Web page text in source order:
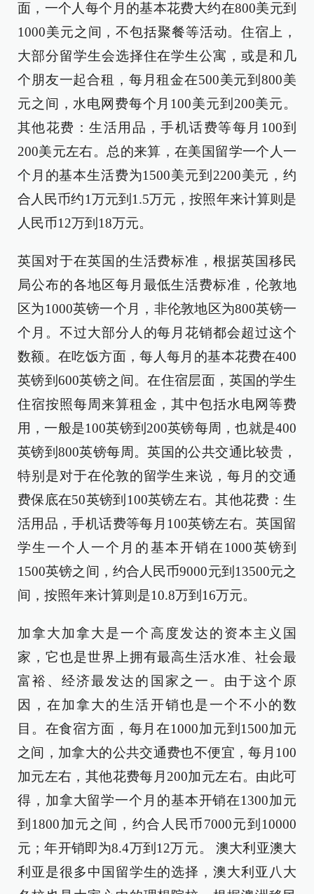
面，一个人每个月的基本花费大约在800美元到
1000美元之间，不包括聚餐等活动。住宿上，
大部分留学生会选择住在学生公寓，或是和几
个朋友一起合租，每月租金在500美元到800美
元之间，水电网费每个月100美元到200美元。
其他花费：生活用品，手机话费等每月100到
200美元左右。总的来算，在美国留学一个人一
个月的基本生活费为1500美元到2200美元，约
合人民币约1万元到1.5万元，按照年来计算则是
人民币12万到18万元。
英国对于在英国的生活费标准，根据英国移民
局公布的各地区每月最低生活费标准，伦敦地
区为1000英镑一个月，非伦敦地区为800英镑一
个月。不过大部分人的每月花销都会超过这个
数额。在吃饭方面，每人每月的基本花费在400
英镑到600英镑之间。在住宿层面，英国的学生
住宿按照每周来算租金，其中包括水电网等费
用，一般是100英镑到200英镑每周，也就是400
英镑到800英镑每周。英国的公共交通比较贵，
特别是对于在伦敦的留学生来说，每月的交通
费保底在50英镑到100英镑左右。其他花费：生
活用品，手机话费等每月100英镑左右。英国留
学生一个人一个月的基本开销在1000英镑到
1500英镑之间，约合人民币9000元到13500元之
间，按照年来计算则是10.8万到16万元。
加拿大加拿大是一个高度发达的资本主义国
家，它也是世界上拥有最高生活水准、社会最
富裕、经济最发达的国家之一。由于这个原
因，在加拿大的生活开销也是一个不小的数
目。在食宿方面，每月在1000加元到1500加元
之间，加拿大的公共交通费也不便宜，每月100
加元左右，其他花费每月200加元左右。由此可
得，加拿大留学一个月的基本开销在1300加元
到1800加元之间，约合人民币7000元到10000
元；年开销即为8.4万到12万 元。 澳大利亚澳大
利亚是很多中国留学生的选择，澳大利亚八大